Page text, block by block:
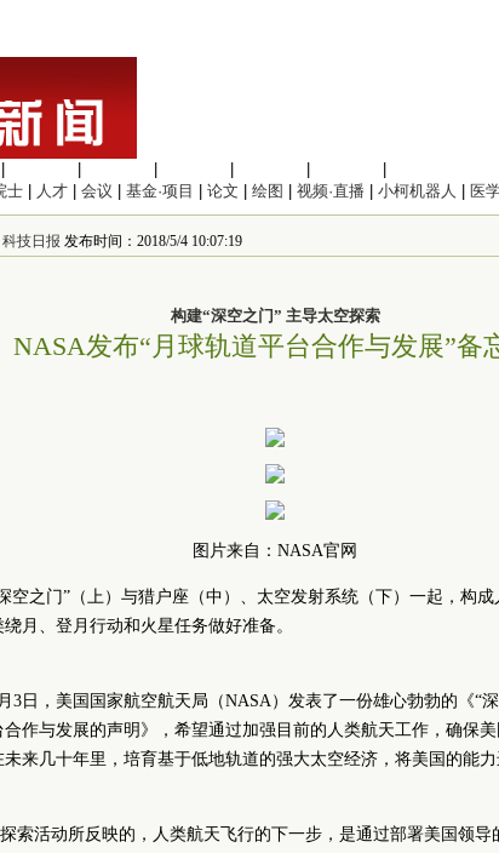
士 人才 会议 基金·项目 论文 绘图 视频·直播 小柯机器人 医
科技日报 发布时间：2018/5/4 10:07:19
构建“深空之门” 主导太空探索
NASA发布“月球轨道平台合作与发展”备
图片来自：NASA官网
空之门”（上）与猎户座（中）、太空发射系统（下）一起，构
月、登月行动和火星任务做好准备。
3日，美国国家航空航天局（NASA）发表了一份雄心勃勃的《
作与发展的声明》，希望通过加强目前的人类航天工作，确保
来几十年里，培育基于低地轨道的强大太空经济，将美国的能
索活动所反映的，人类航天飞行的下一步，是通过部署美国领导